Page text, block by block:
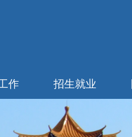
作 招生就业